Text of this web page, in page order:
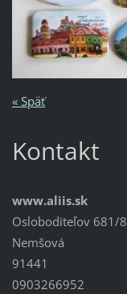
« Späť
Kontakt
www.aliis.sk
Osloboditeľov 681/8
Nemšová
91441
0903266952